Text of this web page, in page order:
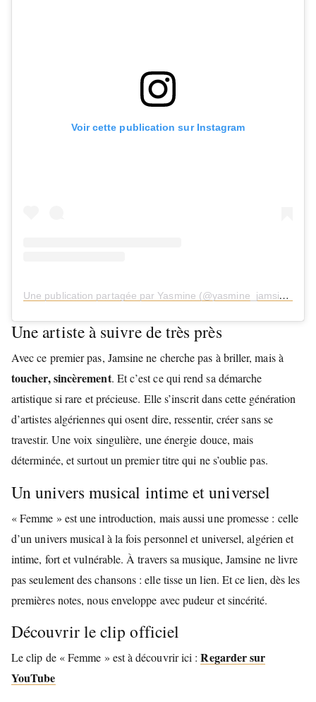
Voir cette publication sur Instagram
U
ne publication partagée par Yasmine (@yasmine_jamsine)
Une artiste à suivre de très près
Avec ce premier pas, Jamsine ne cherche pas à briller, mais à
toucher, sincèrement. Et c’est ce qui rend sa démarche
artistique si rare et précieuse. Elle s’inscrit dans cette génération
d’artistes algériennes qui osent dire, ressentir, créer sans se
travestir. Une voix singulière, une énergie douce, mais
déterminée, et surtout un premier titre qui ne s’oublie pas.
Un univers musical intime et universel
« Femme » est une introduction, mais aussi une promesse : celle
d’un univers musical à la fois personnel et universel, algérien et
intime, fort et vulnérable. À travers sa musique, Jamsine ne livre
pas seulement des chansons : elle tisse un lien. Et ce lien, dès les
premières notes, nous enveloppe avec pudeur et sincérité.
Découvrir le clip officiel
Le clip de « Femme » est à découvrir ici :Regarder sur
YouTube